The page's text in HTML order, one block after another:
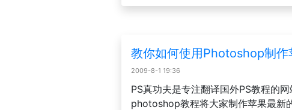
教你如何使用Photoshop制作
2009-8-1 19:36
PS真功夫是专注翻译国外PS教程的
photoshop教程将大家制作苹果最新